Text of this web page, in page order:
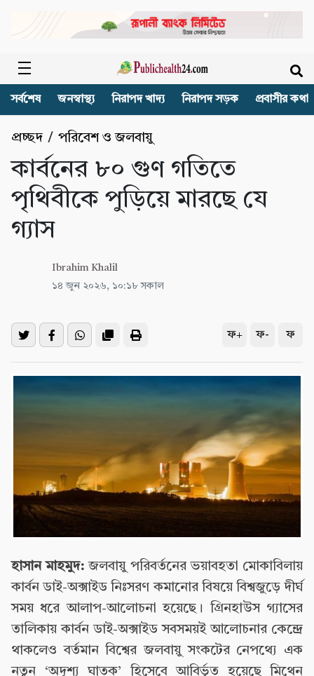
সর্বশেষ জনস্বাস্থ্য নিরাপদ খাদ্য নিরাপদ সড়ক প্রবাসীর কথা
প্রচ্ছদ / পরিবেশ ও জলবায়ু
কার্বনের ৮০ গুণ গতিতে
পৃথিবীকে পুড়িয়ে মারছে যে
গ্যাস
Ibrahim Khalil
১৪ জুন ২০২৬, ১০:১৮ সকাল
ফ+ ফ- ফ
হাসান মাহমুদ: জলবায়ু পরিবর্তনের ভয়াবহতা মোকাবিলায়
কার্বন ডাই-অক্সাইড নিঃসরণ কমানোর বিষয়ে বিশ্বজুড়ে দীর্ঘ
সময় ধরে আলাপ-আলোচনা হয়েছে। গ্রিনহাউস গ্যাসের
তালিকায় কার্বন ডাই-অক্সাইড সবসময়ই আলোচনার কেন্দ্রে
থাকলেও বর্তমান বিশ্বের জলবায়ু সংকটের নেপথ্যে এক
নতুন ‘অদৃশ্য ঘাতক’ হিসেবে আবির্ভূত হয়েছে মিথেন